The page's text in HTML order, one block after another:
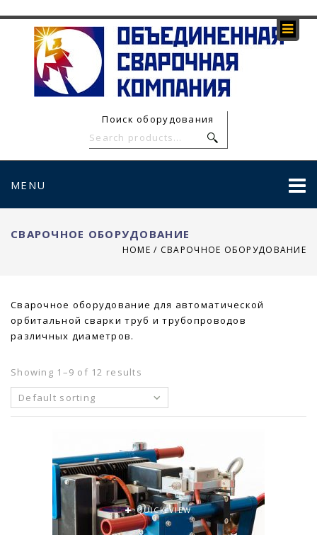
Поиск оборудования
MENU
СВАРОЧНОЕ ОБОРУДОВАНИЕ
HOME / СВАРОЧНОЕ ОБОРУДОВАНИЕ
Сварочное оборудование для автоматической
орбитальной сварки труб и трубопроводов
различных диаметров.
Showing 1–9 of 12 results
Default sorting
QUICK VIEW